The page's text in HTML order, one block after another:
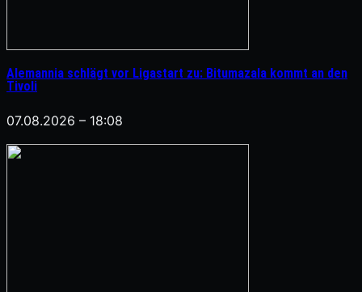
Alemannia schlägt vor Ligastart zu: Bitumazala kommt an den
Tivoli
07.08.2026 – 18:08